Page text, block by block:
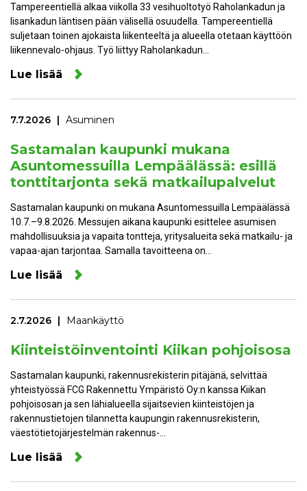
Tampereentiellä alkaa viikolla 33 vesihuoltotyö Raholankadun ja
Iisankadun läntisen pään välisellä osuudella. Tampereentiellä
suljetaan toinen ajokaista liikenteeltä ja alueella otetaan käyttöön
liikennevalo-ohjaus. Työ liittyy Raholankadun…
Lue lisää
7.7.2026 Asuminen
Sastamalan kaupunki mukana
Asuntomessuilla Lempäälässä: esillä
tonttitarjonta sekä matkailupalvelut
Sastamalan kaupunki on mukana Asuntomessuilla Lempäälässä
10.7.–9.8.2026. Messujen aikana kaupunki esittelee asumisen
mahdollisuuksia ja vapaita tontteja, yritysalueita sekä matkailu- ja
vapaa-ajan tarjontaa. Samalla tavoitteena on…
Lue lisää
2.7.2026 Maankäyttö
Kiinteistöinventointi Kiikan pohjoisosa
Sastamalan kaupunki, rakennusrekisterin pitäjänä, selvittää
yhteistyössä FCG Rakennettu Ympäristö Oy:n kanssa Kiikan
pohjoisosan ja sen lähialueella sijaitsevien kiinteistöjen ja
rakennustietojen tilannetta kaupungin rakennusrekisterin,
väestötietojärjestelmän rakennus-…
Lue lisää